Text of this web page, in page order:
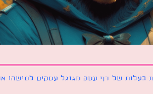
של דף עסק מגוגל עסקים למישהו אחר?